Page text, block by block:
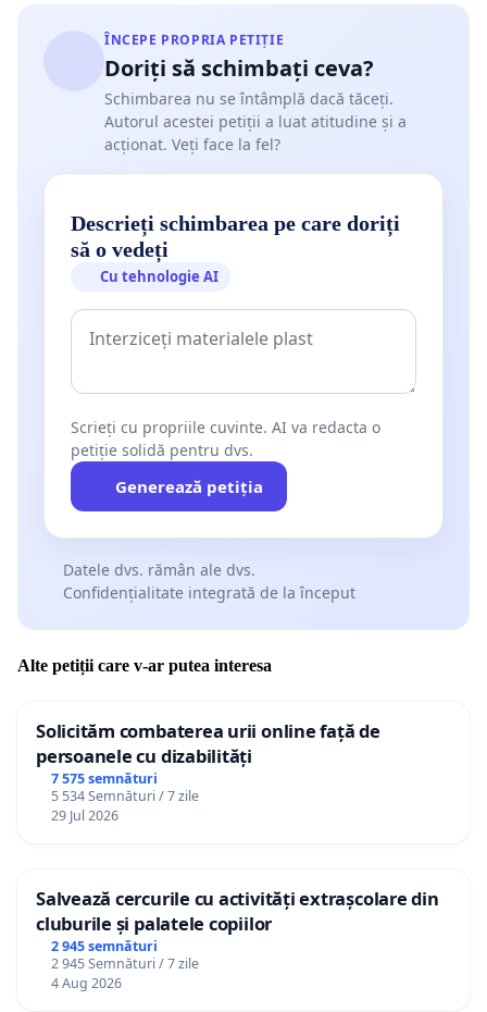
ÎNCEPE PROPRIA PETIȚIE
Doriți să schimbați ceva?
Schimbarea nu se întâmplă dacă tăceți.
Autorul acestei petiții a luat atitudine și a
acționat. Veți face la fel?
Descrieți schimbarea pe care doriți
să o vedeți
Cu tehnologie AI
Scrieți cu propriile cuvinte. AI va redacta o
petiție solidă pentru dvs.
Generează petiția
Datele dvs. rămân ale dvs.
Confidențialitate integrată de la început
Alte petiții care v-ar putea interesa
Solicităm combaterea urii online față de
persoanele cu dizabilități
7 575 semnături
5 534 Semnături / 7 zile
29 Jul 2026
Salvează cercurile cu activități extrașcolare din
cluburile și palatele copiilor
2 945 semnături
2 945 Semnături / 7 zile
4 Aug 2026